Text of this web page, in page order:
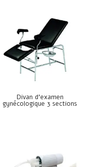
Divan d’examen
gynécologique 3 sections